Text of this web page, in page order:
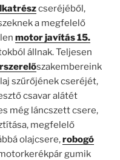
cseréjéből,
a megfelelő
motor javítás 15.
állnak. Teljesen
szakembereink
szűrőjének cseréjét,
csavar alátét
még láncszett csere,
megfelelő
olajcsere,robogó
gumik